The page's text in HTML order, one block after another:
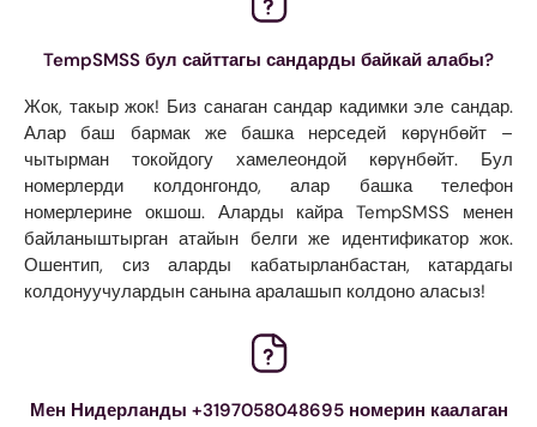
TempSMSS бул сайттагы сандарды байкай алабы?
Жок, такыр жок! Биз санаган сандар кадимки эле сандар.
Алар баш бармак же башка нерседей көрүнбөйт –
чытырман токойдогу хамелеондой көрүнбөйт. Бул
номерлерди колдонгондо, алар башка телефон
номерлерине окшош. Аларды кайра TempSMSS менен
байланыштырган атайын белги же идентификатор жок.
Ошентип, сиз аларды кабатырланбастан, катардагы
колдонуучулардын санына аралашып колдоно аласыз!
Мен Нидерланды +3197058048695 номерин каалаган